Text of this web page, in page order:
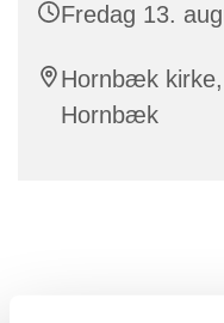
Fredag 13.
Hornbæk
Hornbæk